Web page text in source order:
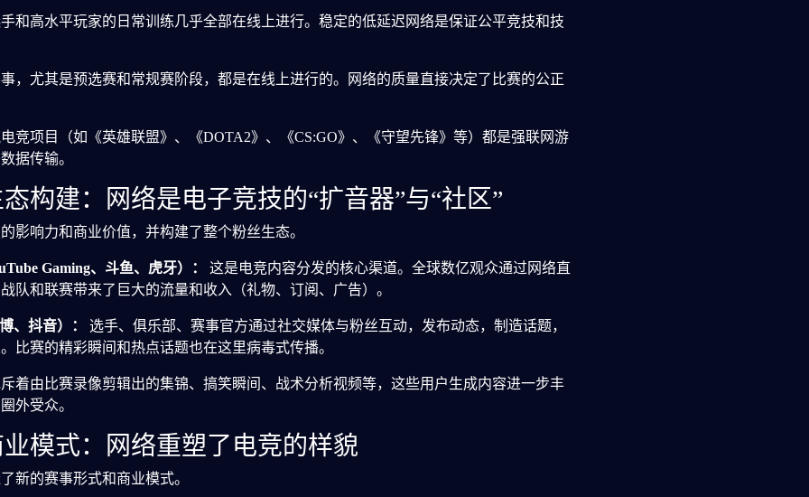
和高水平玩家的日常训练几乎全部在线上进行。稳定的低延迟网络是保证公平竞技和技
，尤其是预选赛和常规赛阶段，都是在线上进行的。网络的质量直接决定了比赛的公正
竞项目（如《英雄联盟》、《DOTA2》、《CS:GO》、《守望先锋》等）都是强联网游
据传输。
构建：网络是电子竞技的“扩音器”与“社区”
影响力和商业价值，并构建了整个粉丝生态。
Gaming、斗鱼、虎牙）：
这是电竞内容分发的核心渠道。全球数亿观众通过网络直
队和联赛带来了巨大的流量和收入（礼物、订阅、广告）。
、抖音）：
选手、俱乐部、赛事官方通过社交媒体与粉丝互动，发布动态，制造话题，
比赛的精彩瞬间和热点话题也在这里病毒式传播。
着由比赛录像剪辑出的集锦、搞笑瞬间、战术分析视频等，这些用户生成内容进一步丰
外受众。
模式：网络重塑了电竞的样貌
新的赛事形式和商业模式。